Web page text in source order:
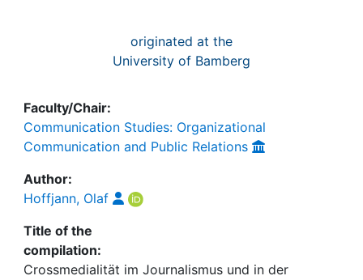
originated at the
University of Bamberg
Faculty/Chair:
Communication Studies: Organizational
Communication and Public Relations
Author:
Hoffjann, Olaf
Title of the
compilation:
Crossmedialität im Journalismus und in der